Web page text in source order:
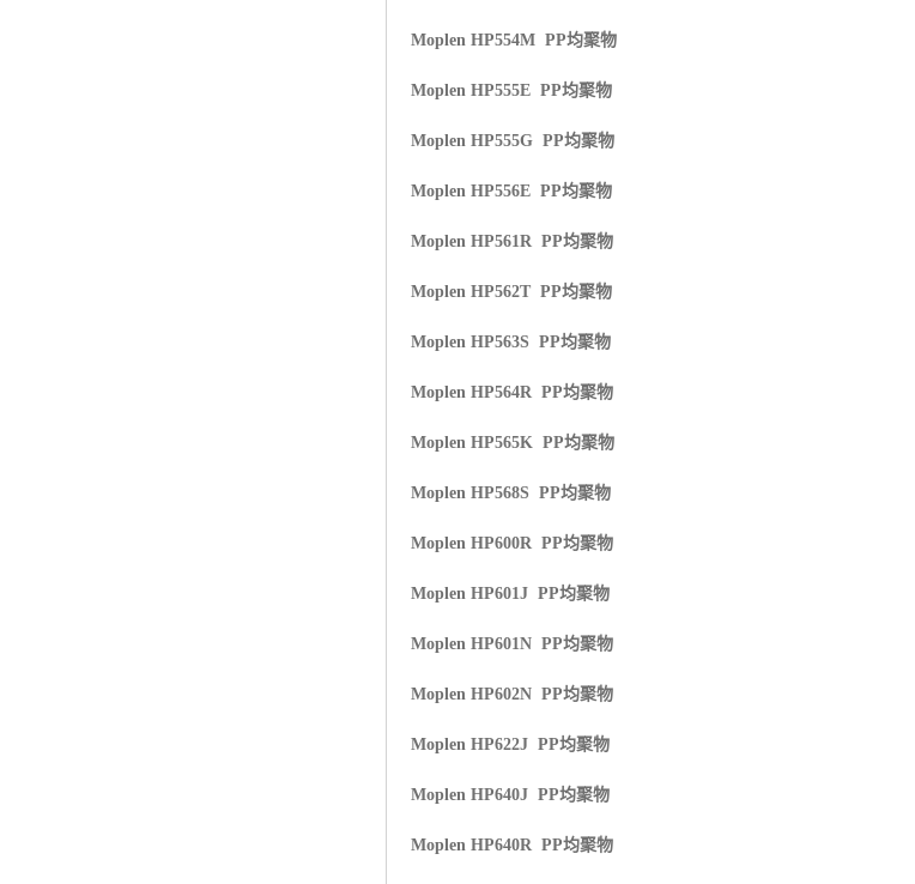
Moplen HP554M PP均聚物
Moplen HP555E PP均聚物
Moplen HP555G PP均聚物
Moplen HP556E PP均聚物
Moplen HP561R PP均聚物
Moplen HP562T PP均聚物
Moplen HP563S PP均聚物
Moplen HP564R PP均聚物
Moplen HP565K PP均聚物
Moplen HP568S PP均聚物
Moplen HP600R PP均聚物
Moplen HP601J PP均聚物
Moplen HP601N PP均聚物
Moplen HP602N PP均聚物
Moplen HP622J PP均聚物
Moplen HP640J PP均聚物
Moplen HP640R PP均聚物